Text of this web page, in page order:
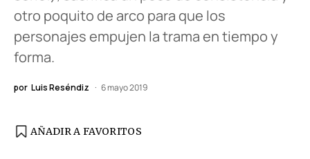
otro poquito de arco para que los
personajes empujen la trama en tiempo y
forma.
por Luis Reséndiz 6 mayo 2019
AÑADIR A FAVORITOS